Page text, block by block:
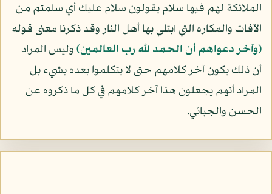
الملائكة لهم فيها سلام يقولون سلام عليك أي سلمتم من
الآفات والمكاره التي ابتلي بها أهل النار وقد ذكرنا معنى قوله
﴿وآخر دعواهم أن الحمد لله رب العالمين﴾وليس المراد
أن ذلك يكون آخر كلامهم حتى لا يتكلموا بعده بشيء بل
المراد أنهم يجعلون هذا آخر كلامهم في كل ما ذكروه عن
الحسن والجبائي.